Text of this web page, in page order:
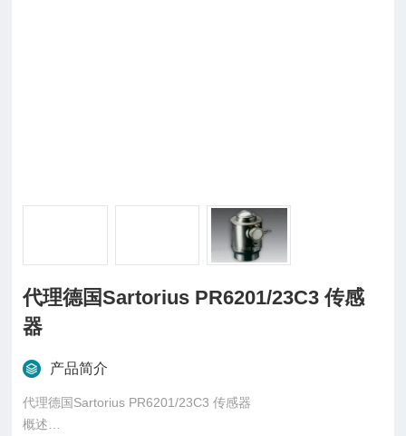
代理德国Sartorius PR6201/23C3 传感
器
产品简介
代理德国Sartorius PR6201/23C3 传感器
概述